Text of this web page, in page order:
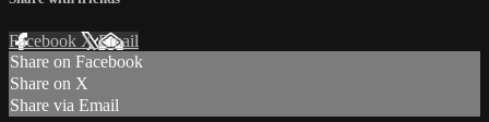
Facebook XEmail
Share on Facebook
Share on X
Share via Email